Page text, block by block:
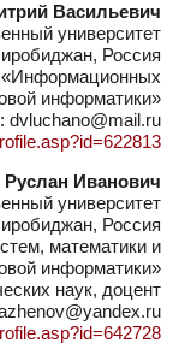
Васильевич
университет
Россия
информатики»
dvluchano@mail.ru
Иванович
университет
Россия
математики и
информатики»
наук, доцент